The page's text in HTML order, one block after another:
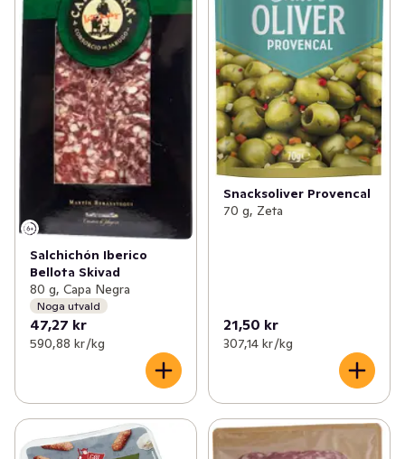
Salchichón Iberico
Bellota Skivad
80 g, Capa Negra
Noga utvald
47,27 kr
590,88 kr /kg
Snacksoliver Provencal
70 g, Zeta
21,50 kr
307,14 kr /kg